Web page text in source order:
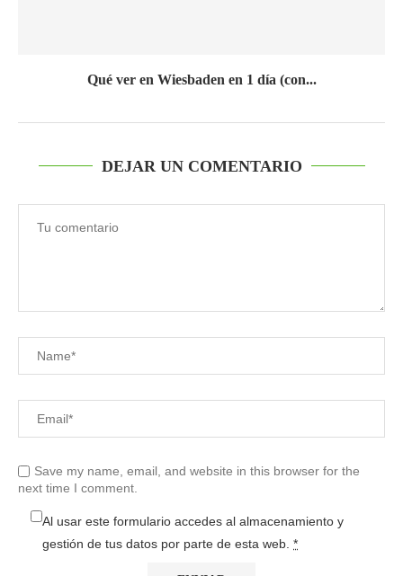
Qué ver en Wiesbaden en 1 día (con...
DEJAR UN COMENTARIO
Save my name, email, and website in this browser for the
next time I comment.
Al usar este formulario accedes al almacenamiento y
gestión de tus datos por parte de esta web. *